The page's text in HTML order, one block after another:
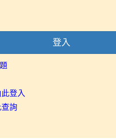
登入
此登入
詢